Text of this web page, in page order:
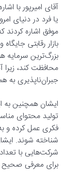
آقای امیرپور با
یا فرد در دنیای
موفق اشاره کردند
بازار رقابتی
بزرگ‌ترین سرمایه
محافظت کند،
جبران‌ناپذیری به
ایشان همچنین به
تولید محتوای
فکری عمل کرده و
شناخته شوند.
شرکت‌هایی با
برای معرفی